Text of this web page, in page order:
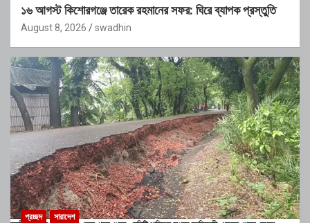
১৬ আগস্ট কিশোরগঞ্জে তারেক রহমানের সফর: ঘিরে ব্যাপক প্রস্তুতি
August 8, 2026 swadhin
প্রচ্ছদ সারাদেশ